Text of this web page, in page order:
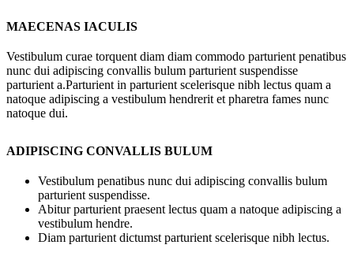
MAECENAS IACULIS
Vestibulum curae torquent diam diam commodo parturient penatibus
nunc dui adipiscing convallis bulum parturient suspendisse
parturient a.Parturient in parturient scelerisque nibh lectus quam a
natoque adipiscing a vestibulum hendrerit et pharetra fames nunc
natoque dui.
ADIPISCING CONVALLIS BULUM
Vestibulum penatibus nunc dui adipiscing convallis bulum
parturient suspendisse.
Abitur parturient praesent lectus quam a natoque adipiscing a
vestibulum hendre.
Diam parturient dictumst parturient scelerisque nibh lectus.